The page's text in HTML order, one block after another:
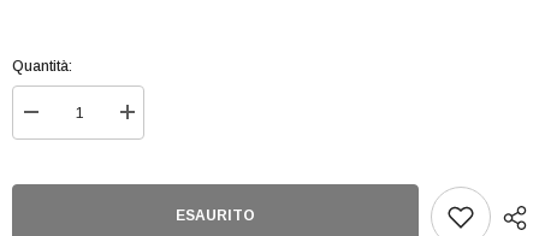
Quantità:
Diminuisci
quantità
Aumenta
quantità
ESAURITO